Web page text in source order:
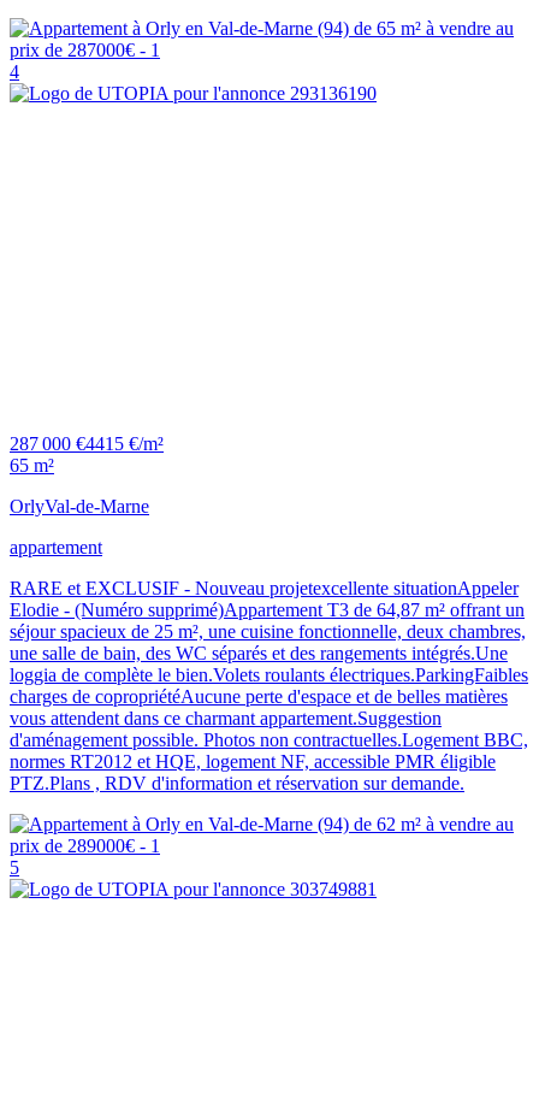
4
287 000 €4415 €/m²
65 m²
OrlyVal-de-Marne
appartement
RARE et EXCLUSIF - Nouveau projetexcellente situationAppeler
Elodie - (Numéro supprimé)Appartement T3 de 64,87 m² offrant un
séjour spacieux de 25 m², une cuisine fonctionnelle, deux chambres,
une salle de bain, des WC séparés et des rangements intégrés.Une
loggia de complète le bien.Volets roulants électriques.ParkingFaibles
charges de copropriétéAucune perte d'espace et de belles matières
vous attendent dans ce charmant appartement.Suggestion
d'aménagement possible. Photos non contractuelles.Logement BBC,
normes RT2012 et HQE, logement NF, accessible PMR éligible
PTZ.Plans , RDV d'information et réservation sur demande.
5